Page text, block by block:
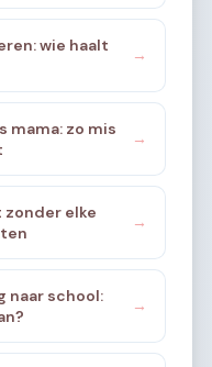
wie haalt
→
mama: zo mis
→
zonder elke
→
naar school:
→